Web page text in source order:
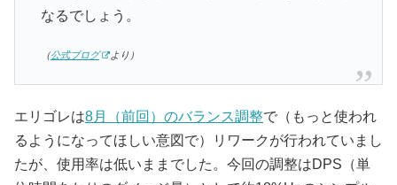
なるでしょう。
（公式ブログ より）
エリゴレは8月（前回）のバランス調整で（もっと使われ
るようになってほしい意図で）リワークが行われていまし
たが、使用率は低いままでした。今回の調整はDPS（単